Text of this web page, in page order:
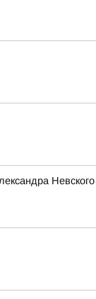
Невского